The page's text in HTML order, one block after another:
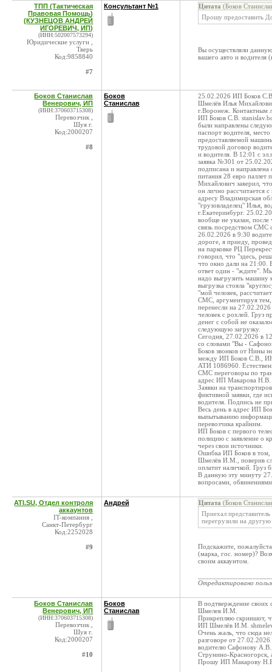
ТПП (Тактическая
Правовая Помощь)
(КУЗНЕЦОВ АНДРЕЙ
ИГОРЕВИЧ, ИП)
(ИНН:502007573294)
Юридические услуги ,
Тверь
Код:9858840
#7
Консультант №1 Цитата (Боков
Прошу предоставить
Вы осуществляли данную
вашего авто и водителя
Боков Станислав
Венерович, ИП
(ИНН:370603715308)
Перевозчик ,
Шуя г.
Код:2000207
#8
Боков
Станислав
25.02.2026 ИП Боков
Шмелёв Илья
г.Воронеж. Контактным
ИП Боков С.В.
были направлены
паспорт водителя,
предоставляемой
трудовой договор
и водителя. В 12:01 с
заявка №301 от
подписана и
питания 28 евро паллет
Михайлович заверил,
он лично рассчитается
адресу Владимирская
"грузовладелец" Илья,
г.Екатеринбург.
вообще не указан,
связь посредством СМС
26.02.2026 в 9:30
дороге, я приеду,
на парковке РЦ
говорил, что "здесь,
что окно дали на 21:00.
ответ один - "ждите".
надо выгрузить машину
выгрузка стояла
"мой человек,
СМС, аргументируя тем,
перенесли на 27.02.2026
человек с рохлей. Груз
денег с собой не
следующую загрузку.
Сегодня, 27.02.2026 в
со словами "Вы -
Боков звонков от Нины
между ИП Боков С.В.,
АТИ 1086960.
СМС переговоры по
адрес ИП Макарова Н.В.
Заявки на
фиктивной заявки, где
водителя. Подпись не
Весь день в адрес ИП
выпытыванию
перевозчика крайним.
ИП Боков с первого
полицию с заявление о
через свои источники.
Ошибка ИП Боков в том,
Шмелёв И.М., поверив
оплатит наличкой. Груз
В данную эту минуту
вопросами,
ATI.SU, Отдел контроля
аккаунтов
IT-компания ,
Санкт-Петербург
Код:2252028
#9
Андрей Цитата (Боков
Приехал
перегрузили на
Подскажите,
(марка, гос. номер)?
своим аккаунтом.
Отредактировано
Боков Станислав
Венерович, ИП
(ИНН:370603715308)
Перевозчик ,
Шуя г.
Код:2000207
#10
Боков
Станислав
В подтверждение
Шмелев И.М.
Прикрепляю скриншот,
ИП Шмелёв И.М.
Очень жаль, что сюда
разговоре от
водителю Сафонову А.В.,
Струнино-Красногорск,
Прошу ИП Макарову Н.В.